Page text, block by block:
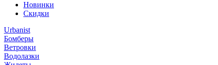
Новинки
Скидки
Urbanist
Бомберы
Ветровки
Водолазки